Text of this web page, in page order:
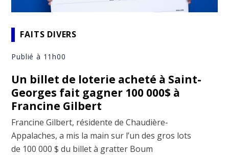
FAITS DIVERS
Publié à 11h00
Un billet de loterie acheté à Saint-
Georges fait gagner 100 000$ à
Francine Gilbert
Francine Gilbert, résidente de Chaudière-
Appalaches, a mis la main sur l’un des gros lots
de 100 000 $ du billet à gratter Boum